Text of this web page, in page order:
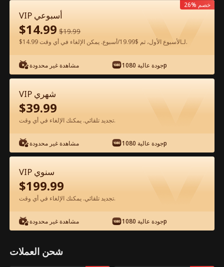
فتح القفل الآن
شاهد مجانًا في التطبيق
الحلقة 67 - رؤيتي بصيرتك الفيلم كامل
1-50 51-76 جميع الحلقات
VIP أسبوعي
$14.99 $19.99
$14.99 لـالأسبوع الأول، ثم $19.99/أسبوع. يمكن الإلغاء في أي وقت.
مشاهدة غير محدودة جودة عالية 1080p
26% خصم
VIP شهري
$39.99
تجديد تلقائي. يمكنك الإلغاء في أي وقت.
مشاهدة غير محدودة جودة عالية 1080p
VIP سنوي
$199.99
تجديد تلقائي. يمكنك الإلغاء في أي وقت.
مشاهدة غير محدودة جودة عالية 1080p
شحن العملات